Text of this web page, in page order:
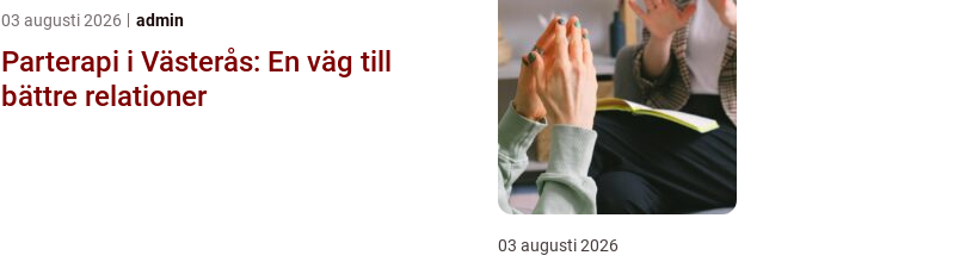
03 augusti 2026 admin
Parterapi i Västerås: En väg till
bättre relationer
03 augusti 2026